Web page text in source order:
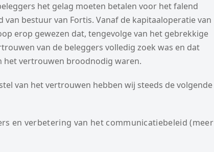
het gelag moeten betalen voor het falend
van bestuur van Fortis. Vanaf de kapitaaloperatie van
erop gewezen dat, tengevolge van het gebrekkige
van de beleggers volledig zoek was en dat
het vertrouwen broodnodig waren.
van het vertrouwen hebben wij steeds de volgende
en verbetering van het communicatiebeleid (meer